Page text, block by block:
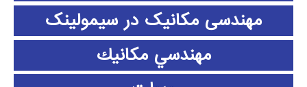
مهندسی مکانیک در سیمولینک
مهندسي مكانيك